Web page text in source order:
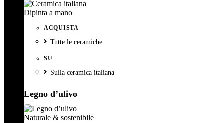
Dipinta a mano
ACQUISTA
Tutte le ceramiche
SU
Sulla ceramica italiana
Legno d’ulivo
Naturale & sostenibile